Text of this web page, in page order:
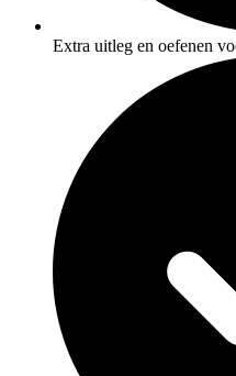
Extra uitleg en oefenen